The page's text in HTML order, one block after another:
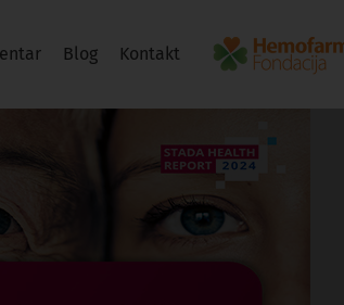
Blog Kontakt